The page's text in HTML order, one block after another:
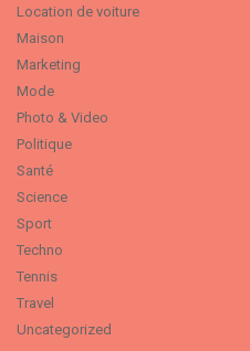
Location de voiture
Maison
Marketing
Mode
Photo & Video
Politique
Santé
Science
Sport
Techno
Tennis
Travel
Uncategorized